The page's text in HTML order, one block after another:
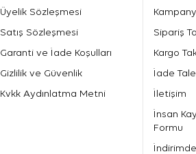
Üyelik Sözleşmesi
Satış Sözleşmesi
Garanti ve İade Koşulları
Gizlilik ve Güvenlik
Kvkk Aydınlatma Metni
Sipariş
Kargo
İade
İletişim
İnsan
Formu